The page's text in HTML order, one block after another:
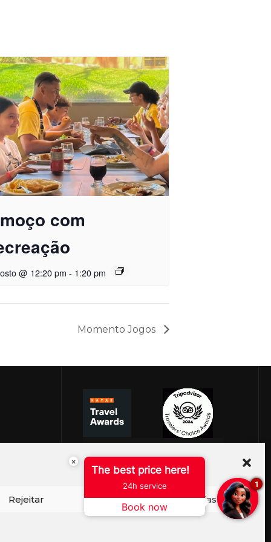
Rejeitar Ver preferências
com
@ 12:20 pm - 1:20 pm
Momento Jogos
×
The best price here!
24h service
Book now
1